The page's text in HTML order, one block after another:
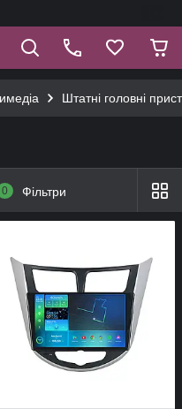
Штатні головні
0 Фільтри